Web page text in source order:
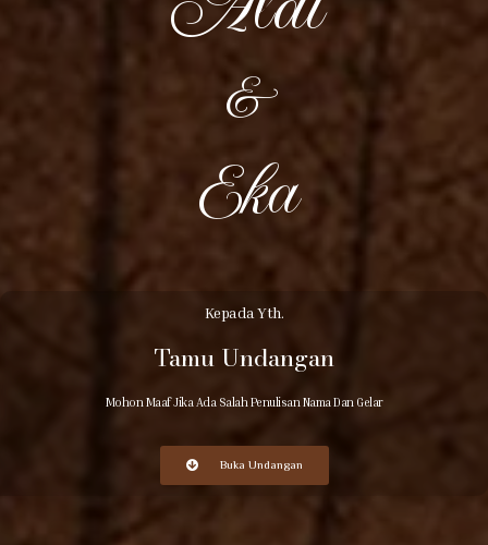
&
Eka
Kepada Yth.
Tamu Undangan
Mohon Maaf Jika Ada Salah Penulisan Nama Dan Gelar
Buka Undangan